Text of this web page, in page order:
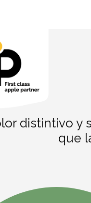
distintivo y
que